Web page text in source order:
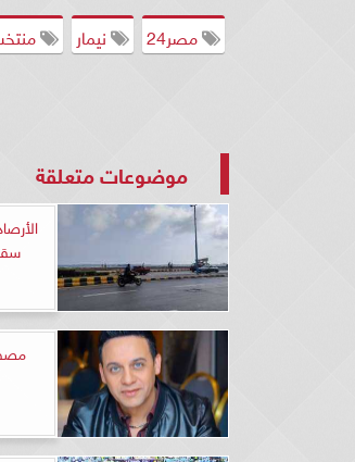
مصر24 نيمار
موضوعات متعلقة